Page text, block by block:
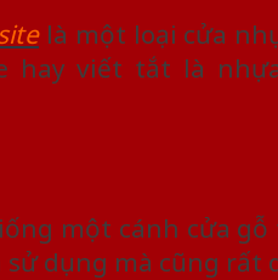
là một loại cửa
hay viết tắt là
một cánh cửa gỗ
dụng mà cũng rất